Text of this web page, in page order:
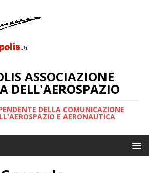
ASSOCIAZIONE
DELL'AEROSPAZIO
DELLA COMUNICAZIONE
E AERONAUTICA